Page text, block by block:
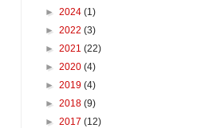
► 2024 (1)
► 2022 (3)
► 2021 (22)
► 2020 (4)
► 2019 (4)
► 2018 (9)
► 2017 (12)